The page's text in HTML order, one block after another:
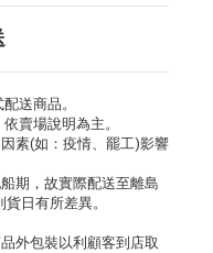
送商品。
賣場說明為主。
素(如：疫情、罷工)影響
期，故實際配送至離島
日有所差異。
外包裝以利顧客到店取